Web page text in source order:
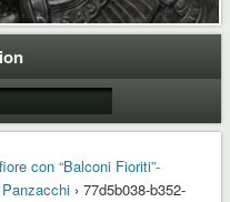
con “Balconi Fioriti”-
› 77d5b038-b352-